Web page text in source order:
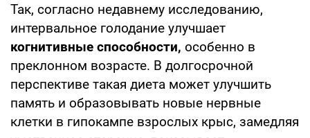
Так, согласно недавнему исследованию,
интервальное голодание улучшает
когнитивные способности, особенно в
преклонном возрасте. В долгосрочной
перспективе такая диета может улучшить
память и образовывать новые нервные
клетки в гипокампе взрослых крыс, замедляя